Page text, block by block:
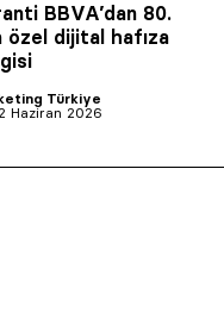
BBVA’dan 80.
özel dijital hafıza
Türkiye
2 Haziran 2026